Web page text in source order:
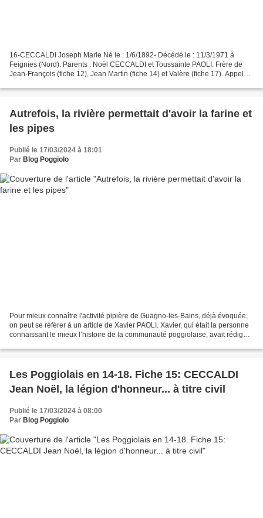
16-CECCALDI Joseph Marie Né le : 1/6/1892- Décédé le : 11/3/1971 à
Feignies (Nord). Parents : Noël CECCALDI et Toussainte PAOLI. Frère de
Jean-François (fiche 12), Jean Martin (fiche 14) et Valère (fiche 17). Appelé
Autrefois, la rivière permettait d'avoir la farine et
les pipes
Publié le 17/03/2024 à 18:01
Par Blog Poggiolo
Pour mieux connaître l'activité pipière de Guagno-les-Bains, déjà évoquée,
on peut se référer à un article de Xavier PAOLI. Xavier, qui était la personne
connaissant le mieux l’histoire de la communauté poggiolaise, avait rédigé
Les Poggiolais en 14-18. Fiche 15: CECCALDI
Jean Noël, la légion d'honneur... à titre civil
Publié le 17/03/2024 à 08:00
Par Blog Poggiolo